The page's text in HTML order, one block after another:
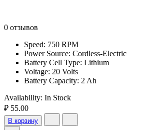
0 отзывов
Speed: 750 RPM
Power Source: Cordless-Electric
Battery Cell Type: Lithium
Voltage: 20 Volts
Battery Capacity: 2 Ah
Availability: In Stock
₽ 55.00
В корзину